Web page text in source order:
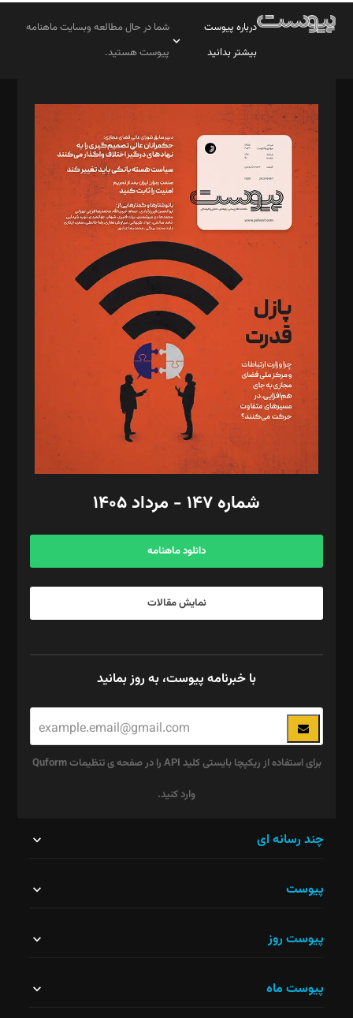
درباره پیوست
بیشتر بدانید
شما در حال مطالعه وبسایت ماهنامه
پیوست هستید.
مدیر مسئول: محمدباقر اثنی‌عشری
سردبیر: مهرک محمودی
دبیر تحریریه: میثم قاسمی
د‌بیر ناداستان: سمانه سمیع
د‌بیر خدمت و تجارت: ابوالفضل رجبی
د‌بیر حقوق فناوری: حسام‌الدین ایپکچی
د‌بیر پیوست جهان: مینا پاکدل
د‌بیر تحریریه آنلاین: بابک نقاش
تحریریه‌: مجتبی محمود‌ی، آرش برهمند، یسنا امان‌پور، سروش کرمیان،
مصطفی مسجدی آرانی، ابوالفضل رجبی، زهرا فکرانه، فائزه فتحی
رستمی،مصطفی باستان
ویرایش: نگار استاد‌‌آقا
طراح یونیفرم: مجید توکلی
فیلمبرداری و عکاسی: امیر شفیعی، مانی لطفی زاده
گرافیک و صفحه‌آرایی: سید‌سبحان‌علی ثابت
مد‌یر توسعه تجاری: کامبیز برید‌
امور مالی: شاپور رهبری، محمد‌ کاظمی‌نیا
آگهی و مشترکین: ۰۹۱۹۹۹۹۰۴۵۴
شماره ۱۴۷ - مرداد ۱۴۰۵
دانلود ماهنامه
نمایش مقالات
با خبرنامه پیوست، به روز بمانید
برای استفاده از ریکپچا بایستی کلید API را در صفحه ی تنظیمات Quform
وارد کنید.
نباید
شود.
چند رسانه ای
پیوست
پیوست روز
پیوست ماه